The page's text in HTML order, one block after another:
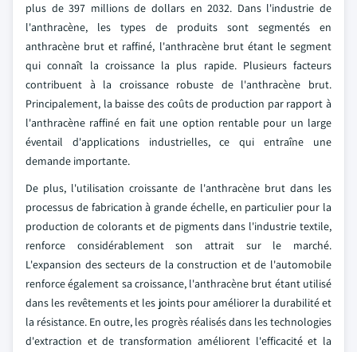
plus de 397 millions de dollars en 2032. Dans l'industrie de
l'anthracène, les types de produits sont segmentés en
anthracène brut et raffiné, l'anthracène brut étant le segment
qui connaît la croissance la plus rapide. Plusieurs facteurs
contribuent à la croissance robuste de l'anthracène brut.
Principalement, la baisse des coûts de production par rapport à
l'anthracène raffiné en fait une option rentable pour un large
éventail d'applications industrielles, ce qui entraîne une
demande importante.
De plus, l'utilisation croissante de l'anthracène brut dans les
processus de fabrication à grande échelle, en particulier pour la
production de colorants et de pigments dans l'industrie textile,
renforce considérablement son attrait sur le marché.
L'expansion des secteurs de la construction et de l'automobile
renforce également sa croissance, l'anthracène brut étant utilisé
dans les revêtements et les joints pour améliorer la durabilité et
la résistance. En outre, les progrès réalisés dans les technologies
d'extraction et de transformation améliorent l'efficacité et la